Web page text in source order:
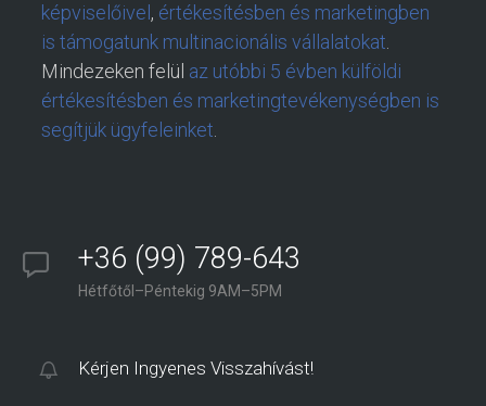
képviselőivel , értékesítésben és marketingben
is támogatunk multinacionális vállalatokat.
Mindezeken felül az utóbbi 5 évben külföldi
értékesítésben és marketingtevékenységben is
segítjük ügyfeleinket.
+36 (99) 789-643
Hétfőtől–Péntekig 9AM–5PM
Kérjen Ingyenes Visszahívást!